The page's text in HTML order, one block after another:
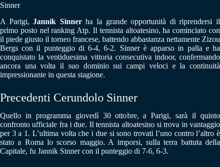
Sinner
A Parigi,Jannik Sinnerha la grande opportunità di riprendersi il
primo posto nel ranking Atp. Il tennista altoatesino, ha cominciato con
il piede giusto il torneo francese, battendo abbastanza nettamente Zizou
Bergs con il punteggio di 6-4, 6-2. Sinner è apparso in palla e ha
conquistato la ventiduesima vittoria consecutiva indoor, confermando
ancora una volta il suo dominio sui campi veloci e la continuità
impressionante in questa stagione.
Precedenti Cerundolo Sinner
Quello in programma giovedì 30 ottobre, a Parigi, sarà il quinto
confronto ufficiale fra i due. Il tennista altoatesino si trova in vantaggio
per 3 a 1. L’ultima volta che i due si sono trovati l’uno contro l’altro è
stato a Roma lo scorso maggio. A imporsi, sulla terra battuta della
Capitale, fu Jannik Sinner con il punteggio di 7-6, 6-3.